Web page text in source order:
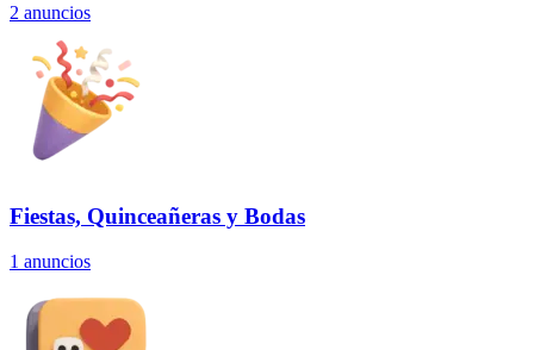
2 anuncios
Fiestas, Quinceañeras y Bodas
1 anuncios